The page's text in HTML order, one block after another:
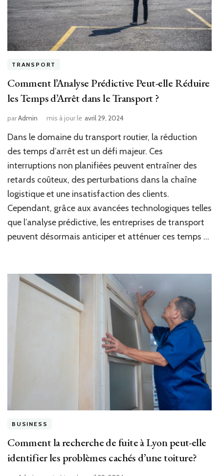
TRANSPORT
Comment l’Analyse Prédictive Peut-elle Réduire
les Temps d’Arrêt dans le Transport ?
parAdmin mis à jour le avril 29, 2024
Dans le domaine du transport routier, la réduction
des temps d’arrêt est un défi majeur. Ces
interruptions non planifiées peuvent entraîner des
retards coûteux, des perturbations dans la chaîne
logistique et une insatisfaction des clients.
Cependant, grâce aux avancées technologiques telles
que l’analyse prédictive, les entreprises de transport
peuvent désormais anticiper et atténuer ces temps …
BUSINESS
Comment la recherche de fuite à Lyon peut-elle
identifier les problèmes cachés d’une toiture?